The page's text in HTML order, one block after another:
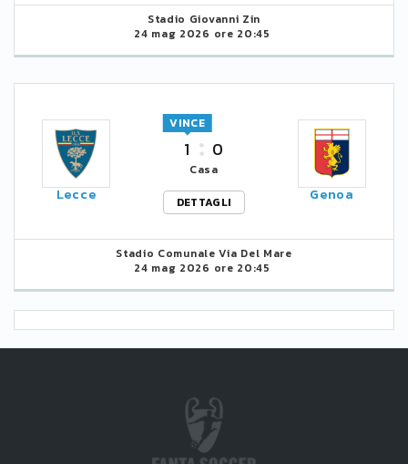
Stadio Giovanni Zin
24 mag 2026 ore 20:45
Lecce
1
VINCE
0
Casa
DETTAGLI
Genoa
Stadio Comunale Via Del Mare
24 mag 2026 ore 20:45